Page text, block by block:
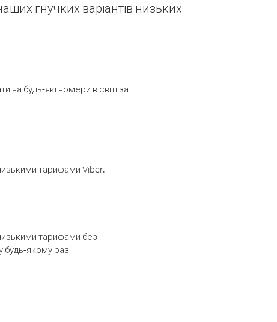
гнучких варіантів низьких
будь-які номери в світі за
тарифами Viber.
тарифами без
будь-якому разі